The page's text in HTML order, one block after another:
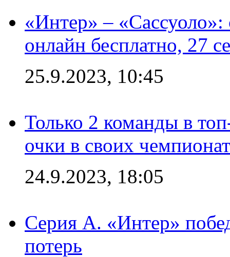
«Интер» –
онлайн бесплатно, 27
25.9.2023, 10:45
Только 2 команды в
очки в своих
24.9.2023, 18:05
Серия А. «Интер»
потерь